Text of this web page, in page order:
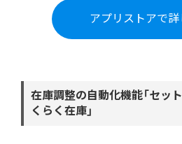
アプリストアで詳
在庫調整の自動化機能「セッ
くらく在庫」